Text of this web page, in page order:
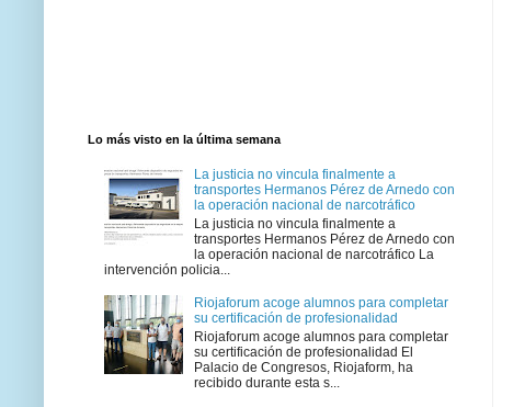
Lo más visto en la última semana
La justicia no vincula finalmente a
transportes Hermanos Pérez de Arnedo con
la operación nacional de narcotráfico
La justicia no vincula finalmente a
transportes Hermanos Pérez de Arnedo con
la operación nacional de narcotráfico La
intervención policia...
Riojaforum acoge alumnos para completar
su certificación de profesionalidad
Riojaforum acoge alumnos para completar
su certificación de profesionalidad El
Palacio de Congresos, Riojaform, ha
recibido durante esta s...